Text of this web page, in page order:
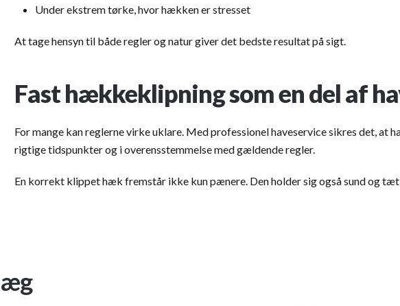
Under ekstrem tørke, hvor hækken er stresset
At tage hensyn til både regler og natur giver det bedste resultat på sigt.
Fasthækkeklipningsom en del af
For mange kan reglerne virke uklare. Med professionel haveservice sikres det, at
rigtige tidspunkter og i overensstemmelse med gældende regler.
En korrekt klippet hæk fremstår ikke kun pænere. Den holder sig også sund og tæt